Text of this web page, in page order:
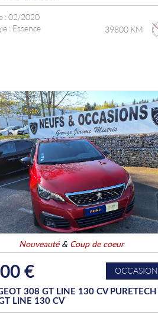
: 02/2020
: Essence 39800 KM
Nouveauté& Coup de coeur
€ OCCASION
308 GT LINE 130 CV PURETECH
LINE 130 CV